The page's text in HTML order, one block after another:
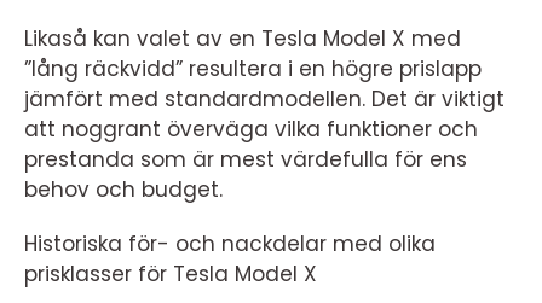
Likaså kan valet av en Tesla Model X med
”lång räckvidd” resultera i en högre prislapp
jämfört med standardmodellen. Det är viktigt
att noggrant överväga vilka funktioner och
prestanda som är mest värdefulla för ens
behov och budget.
Historiska för- och nackdelar med olika
prisklasser för Tesla Model X